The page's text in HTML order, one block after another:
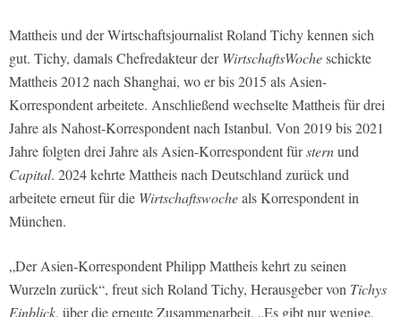
Mattheis und der Wirtschaftsjournalist Roland Tichy kennen sich
gut. Tichy, damals Chefredakteur derWirtschaftsWocheschickte
Mattheis 2012 nach Shanghai, wo er bis 2015 als Asien-
Korrespondent arbeitete. Anschließend wechselte Mattheis für drei
Jahre als Nahost-Korrespondent nach Istanbul. Von 2019 bis 2021
Jahre folgten drei Jahre als Asien-Korrespondent fürsternund
Capital. 2024 kehrte Mattheis nach Deutschland zurück und
arbeitete erneut für die Wirtschaftswocheals Korrespondent in
München.
„Der Asien-Korrespondent Philipp Mattheis kehrt zu seinen
Wurzeln zurück“, freut sich Roland Tichy, Herausgeber von Tichys
Einblick, über die erneute Zusammenarbeit. „Es gibt nur wenige,